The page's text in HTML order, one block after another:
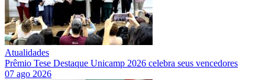
Atualidades
Prêmio Tese Destaque Unicamp 2026 celebra seus vencedores
07 ago 2026